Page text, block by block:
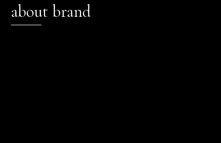
about brand